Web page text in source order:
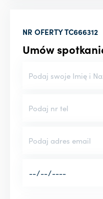
NR OFERTYTC666312
Umów